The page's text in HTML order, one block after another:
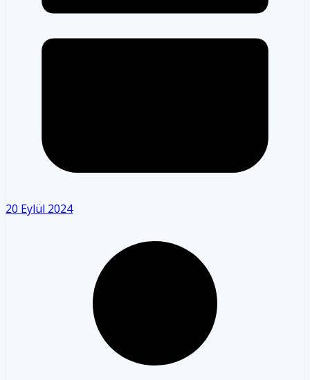
20 Eylül 2024